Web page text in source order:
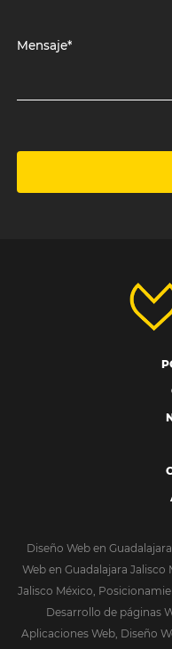
Mensaje*
Diseño Web en
Web en Guadalajara Jalisco
Jalisco México,
Desarrollo de páginas
Aplicaciones Web, Diseño